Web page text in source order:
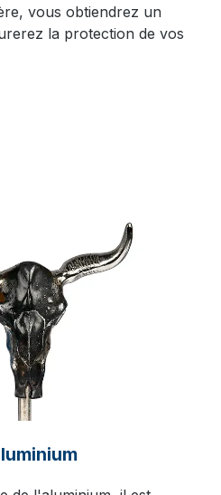
vous obtiendrez un
la protection de vos